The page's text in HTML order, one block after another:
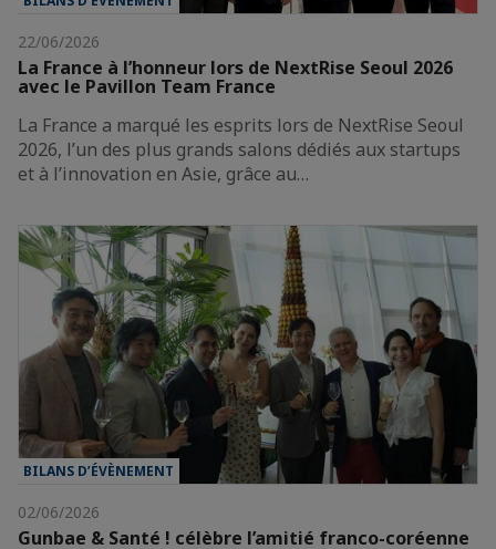
22/06/2026
La France à l’honneur lors de NextRise Seoul 2026
avec le Pavillon Team France
La France a marqué les esprits lors de NextRise Seoul
2026, l’un des plus grands salons dédiés aux startups
et à l’innovation en Asie, grâce au…
BILANS D’ÉVÈNEMENT
02/06/2026
Gunbae & Santé ! célèbre l’amitié franco-coréenne